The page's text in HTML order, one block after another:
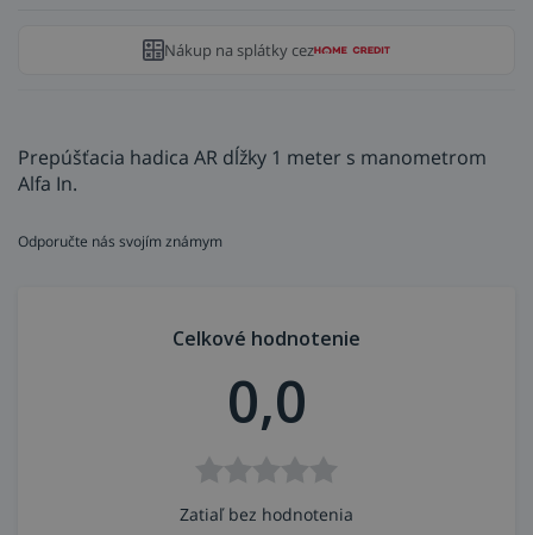
Nákup na splátky cez
Prepúšťacia hadica AR dĺžky 1 meter s manometrom
Alfa In.
Odporučte nás svojím známym
Celkové hodnotenie
0,0
Zatiaľ bez hodnotenia